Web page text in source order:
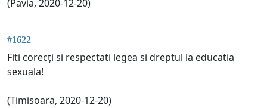
(Pavia, 2020-12-20)
#1622
Fiti corecți si respectati legea si dreptul la educatia
sexuala!
(Timisoara, 2020-12-20)